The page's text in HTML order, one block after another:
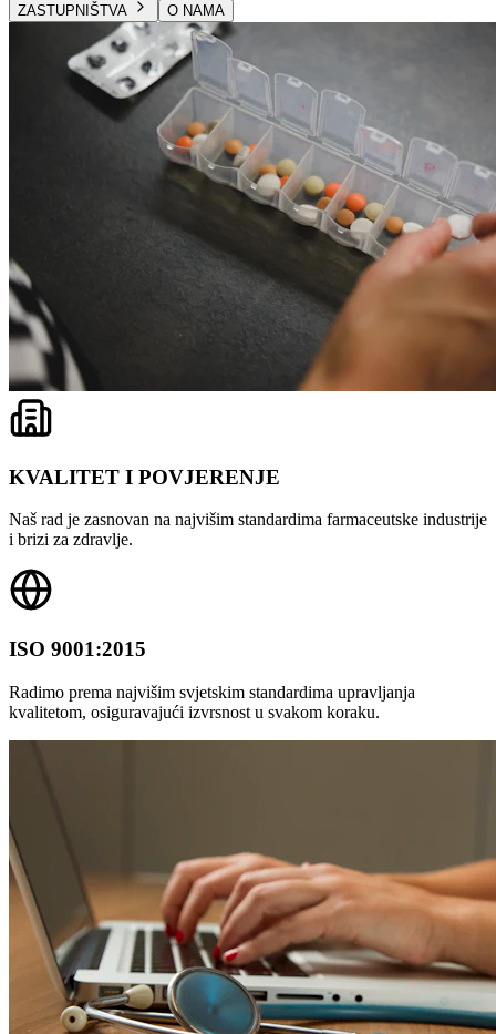
ZASTUPNIŠTVA O NAMA
KVALITET I POVJERENJE
Naš rad je zasnovan na najvišim standardima farmaceutske industrije
i brizi za zdravlje.
ISO 9001:2015
Radimo prema najvišim svjetskim standardima upravljanja
kvalitetom, osiguravajući izvrsnost u svakom koraku.